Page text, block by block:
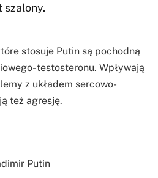
szalony.
stosuje Putin są pochodną
testosteronu. Wpływają
z układem sercowo-
też agresję.
Putin